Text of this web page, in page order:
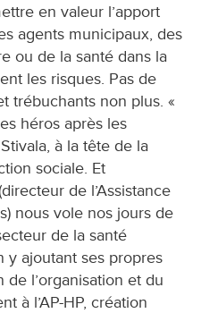
en valeur l’apport
agents municipaux, des
ou de la santé dans la
les risques. Pas de
trébuchants non plus. «
héros après les
à la tête de la
sociale. Et
de l’Assistance
nous vole nos jours de
de la santé
y ajoutant ses propres
de l’organisation et du
à l’AP-HP, création